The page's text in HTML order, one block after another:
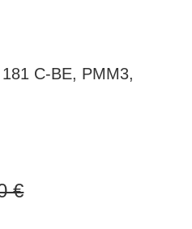
C-BE, PMM3,
€